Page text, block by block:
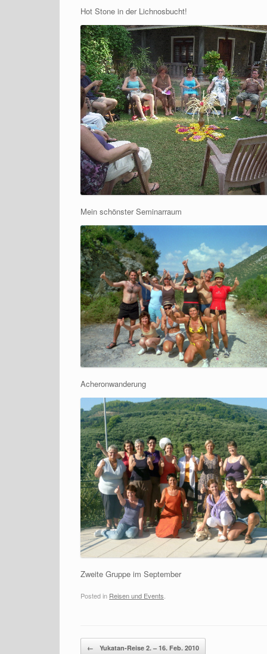
Hot Stone in der Lichnosbucht!
Mein schönster Seminarraum
Acheronwanderung
Zweite Gruppe im September
Posted in Reisen und Events
Post navigation
← Yukatan-Reise 2. – 16. Feb. 2010